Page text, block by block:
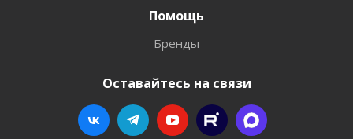
Помощь
Бренды
Оставайтесь на связи